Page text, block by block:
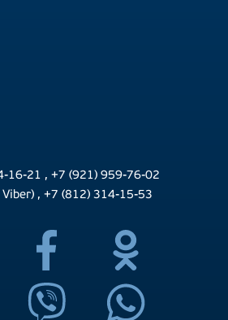
16-21 , +7 (921) 959-76-02
Viber) ,+7 (812) 314-15-53